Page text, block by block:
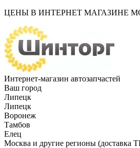
ЦЕНЫ В ИНТЕРНЕТ МАГАЗИНЕ
Интернет-магазин автозапчастей
Ваш город
Липецк
Липецк
Воронеж
Тамбов
Елец
Москва и другие регионы (доставка